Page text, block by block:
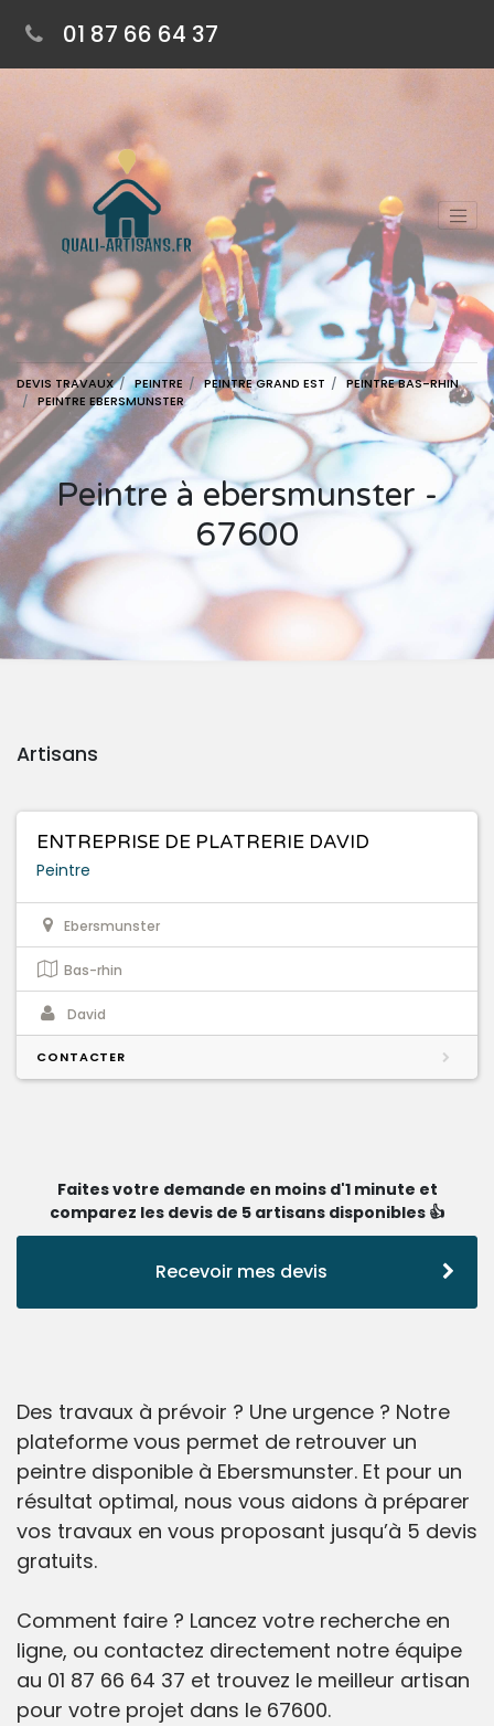
01 87 66 64 37
DEVIS TRAVAUX PEINTRE PEINTRE GRAND EST
PEINTRE BAS-RHIN
PEINTRE EBERSMUNSTER
Peintre à ebersmunster -
67600
Artisans
ENTREPRISE DE PLATRERIE DAVID
Peintre
Ebersmunster
Bas-rhin
David
CONTACTER
Faites votre demande en moins d'1 minute et
comparez les devis de 5 artisans disponibles 👍
Recevoir mes devis
Des travaux à prévoir ? Une urgence ? Notre
plateforme vous permet de retrouver un
peintre disponible à Ebersmunster. Et pour un
résultat optimal, nous vous aidons à préparer
vos travaux en vous proposant jusqu’à 5 devis
gratuits.
Comment faire ? Lancez votre recherche en
ligne, ou contactez directement notre équipe
au 01 87 66 64 37 et trouvez le meilleur artisan
pour votre projet dans le 67600.